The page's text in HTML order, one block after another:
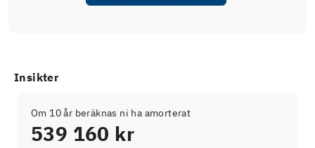
Insikter
Om 10 år beräknas ni ha amorterat
539 160 kr